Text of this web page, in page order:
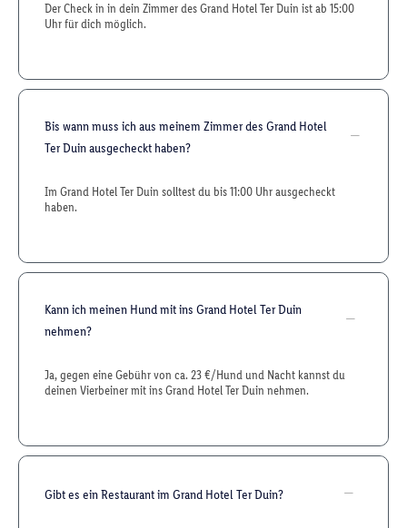
Der Check in in dein Zimmer des Grand Hotel Ter Duin ist ab 15:00
Uhr für dich möglich.
Bis wann muss ich aus meinem Zimmer des Grand Hotel
Ter Duin ausgecheckt haben?
Im Grand Hotel Ter Duin solltest du bis 11:00 Uhr ausgecheckt
haben.
Kann ich meinen Hund mit ins Grand Hotel Ter Duin
nehmen?
Ja, gegen eine Gebühr von ca. 23 €/Hund und Nacht kannst du
deinen Vierbeiner mit ins Grand Hotel Ter Duin nehmen.
Gibt es ein Restaurant im Grand Hotel Ter Duin?